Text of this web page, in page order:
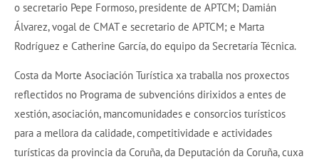
o secretario Pepe Formoso, presidente de APTCM; Damián
Álvarez, vogal de CMAT e secretario de APTCM; e Marta
Rodríguez e Catherine García, do equipo da Secretaría Técnica.
Costa da Morte Asociación Turística xa traballa nos proxectos
reflectidos no Programa de subvencións dirixidos a entes de
xestión, asociación, mancomunidades e consorcios turísticos
para a mellora da calidade, competitividade e actividades
turísticas da provincia da Coruña, da Deputación da Coruña, cuxa